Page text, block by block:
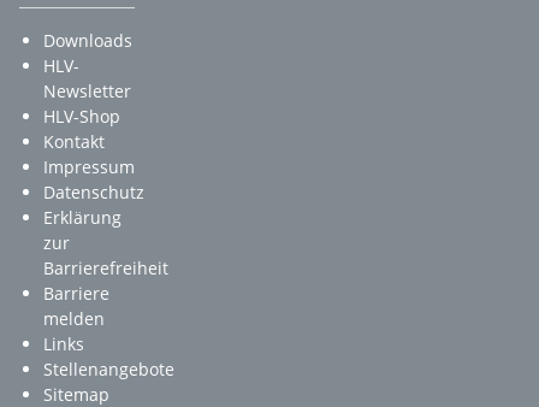
Downloads
HLV-
Newsletter
HLV-Shop
Kontakt
Impressum
Datenschutz
Erklärung
zur
Barrierefreiheit
Barriere
melden
Links
Stellenangebote
Sitemap